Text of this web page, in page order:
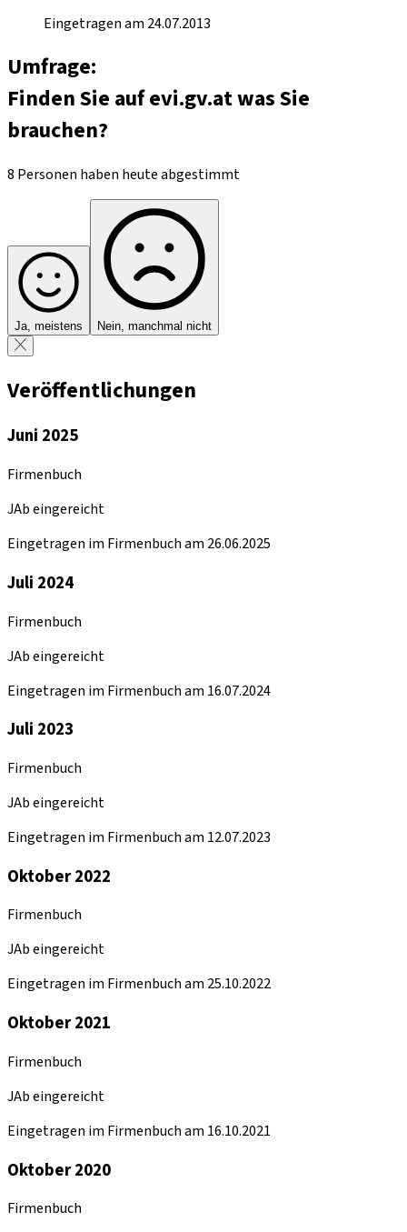
Eingetragen am 24.07.2013
Umfrage:
Finden Sie auf evi.gv.at was Sie
brauchen?
8 Personen haben heute abgestimmt
Ja, meistens Nein, manchmal nicht
Veröffentlichungen
Juni 2025
Firmenbuch
JAb eingereicht
Eingetragen im Firmenbuch am 26.06.2025
Juli 2024
Firmenbuch
JAb eingereicht
Eingetragen im Firmenbuch am 16.07.2024
Juli 2023
Firmenbuch
JAb eingereicht
Eingetragen im Firmenbuch am 12.07.2023
Oktober 2022
Firmenbuch
JAb eingereicht
Eingetragen im Firmenbuch am 25.10.2022
Oktober 2021
Firmenbuch
JAb eingereicht
Eingetragen im Firmenbuch am 16.10.2021
Oktober 2020
Firmenbuch